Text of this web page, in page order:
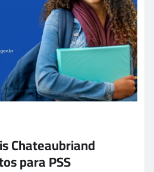
Chateaubriand
para PSS